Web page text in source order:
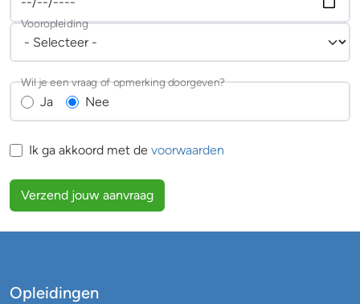
Vooropleiding
Ja Nee
Wil je een vraag of opmerking doorgeven?
Ik ga akkoord met de voorwaarden
Verzend jouw aanvraag
Opleidingen